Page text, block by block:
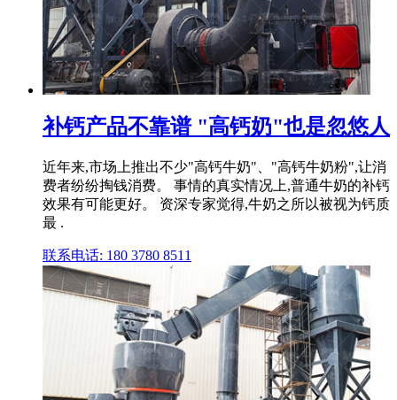
补钙产品不靠谱 "高钙奶"也是忽悠人
近年来,市场上推出不少"高钙牛奶"、"高钙牛奶粉",让消
费者纷纷掏钱消费。 事情的真实情况上,普通牛奶的补钙
效果有可能更好。 资深专家觉得,牛奶之所以被视为钙质
最 .
联系电话: 180 3780 8511